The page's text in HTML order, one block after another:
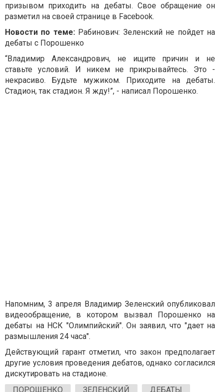
призывом приходить на дебаты. Свое обращение он
разметил на своей странице в Facebook.
Новости по теме: Рабинович: Зеленский не пойдет на
дебаты с Порошенко
“Владимир Александрович, не ищите причин и не
ставьте условий. И никем не прикрывайтесь. Это -
некрасиво. Будьте мужиком. Приходите на дебаты.
Стадион, так стадион. Я жду!”, - написал Порошенко.
Напомним, 3 апреля Владимир Зеленский опубликовал
видеообращение, в котором вызвал Порошенко на
дебаты на НСК "Олимпийский". Он заявил, что "дает на
размышления 24 часа".
Действующий гарант отметил, что закон предполагает
другие условия проведения дебатов, однако согласился
дискутировать на стадионе.
ПОРОШЕНКО
ЗЕЛЕНСКИЙ ДЕБАТЫ